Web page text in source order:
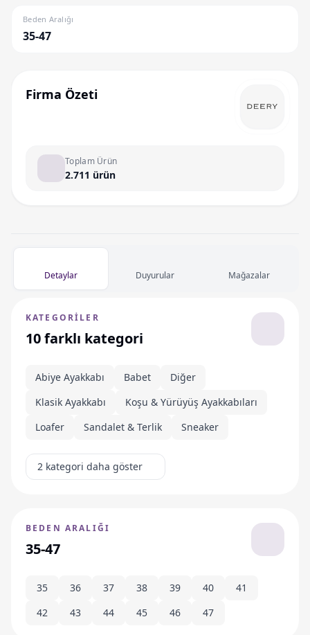
Beden Aralığı
35-47
Firma Özeti
Toplam Ürün
2.711 ürün
Detaylar Duyurular Mağazalar
KATEGORILER
10 farklı kategori
Abiye Ayakkabı Babet
Diğer
Klasik Ayakkabı
Koşu & Yürüyüş Ayakkabıları
Loafer
Sandalet & Terlik Sneaker
2 kategori daha göster
BEDEN ARALIĞI
35-47
35 36 37 38 39 40
41
42
43 44 45 46 47